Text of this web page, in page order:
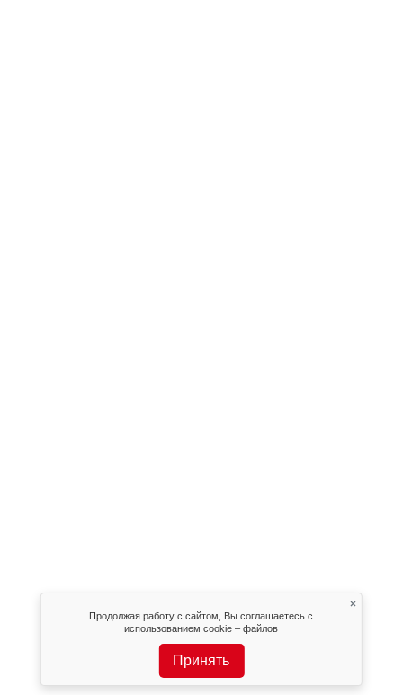
Продолжая работу с сайтом, Вы соглашаетесь с
использованием cookie – файлов
Принять
×